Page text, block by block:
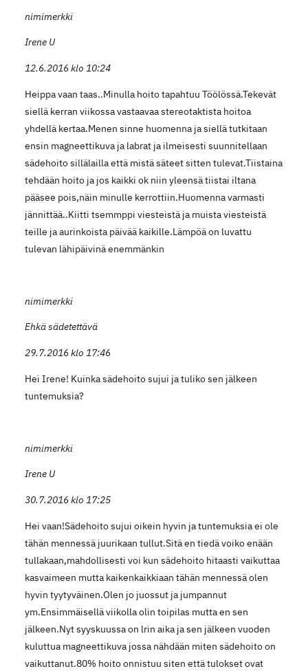
nimimerkki
Irene U
12.6.2016 klo 10:24
Heippa vaan taas..Minulla hoito tapahtuu Töölössä.Tekevät
siellä kerran viikossa vastaavaa stereotaktista hoitoa
yhdellä kertaa.Menen sinne huomenna ja siellä tutkitaan
ensin magneettikuva ja labrat ja ilmeisesti suunnitellaan
sädehoito sillälailla että mistä säteet sitten tulevat.Tiistaina
tehdään hoito ja jos kaikki ok niin yleensä tiistai iltana
pääsee pois,näin minulle kerrottiin.Huomenna varmasti
jännittää..Kiitti tsemmppi viesteistä ja muista viesteistä
teille ja aurinkoista päivää kaikille.Lämpöä on luvattu
tulevan lähipäivinä enemmänkin
nimimerkki
Ehkä sädetettävä
29.7.2016 klo 17:46
Hei Irene! Kuinka sädehoito sujui ja tuliko sen jälkeen
tuntemuksia?
nimimerkki
Irene U
30.7.2016 klo 17:25
Hei vaan!Sädehoito sujui oikein hyvin ja tuntemuksia ei ole
tähän mennessä juurikaan tullut.Sitä en tiedä voiko enään
tullakaan,mahdollisesti voi kun sädehoito hitaasti vaikuttaa
kasvaimeen mutta kaikenkaikkiaan tähän mennessä olen
hyvin tyytyväinen.Olen jo juossut ja jumpannut
ym.Ensimmäisellä viikolla olin toipilas mutta en sen
jälkeen.Nyt syyskuussa on lrin aika ja sen jälkeen vuoden
kuluttua magneettikuva jossa nähdään miten sädehoito on
vaikuttanut.80% hoito onnistuu siten että tulokset ovat